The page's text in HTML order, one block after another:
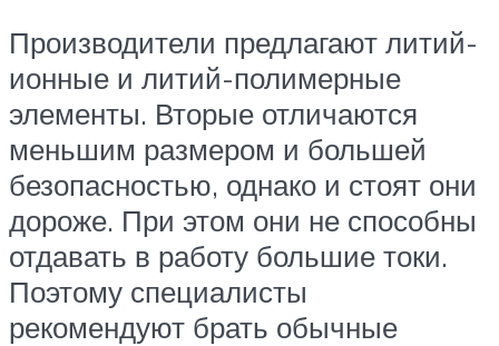
Производители предлагают литий-
ионные и литий-полимерные
элементы. Вторые отличаются
меньшим размером и большей
безопасностью, однако и стоят они
дороже. При этом они не способны
отдавать в работу большие токи.
Поэтому специалисты
рекомендуют брать обычные